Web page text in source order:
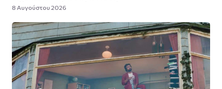
8 Αυγούστου 2026